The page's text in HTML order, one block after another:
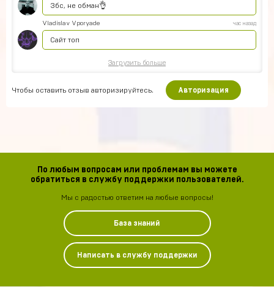
Збс, не обман👌
Vladislav Vporyade час назад
Сайт топ
Загрузить больше
Чтобы оставить отзыв авторизируйтесь. Авторизация
По любым вопросам или проблемам вы можете
обратиться в службу поддержки пользователей.
Мы с радостью ответим на любые вопросы!
База знаний
Написать в службу поддержки